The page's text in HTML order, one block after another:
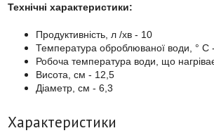
Технічні характеристики:
Продуктивність, л /хв - 10
Температура оброблюваної води, ° С
Робоча температура води, що
Висота, см - 12,5
Діаметр, см - 6,3
Характеристики